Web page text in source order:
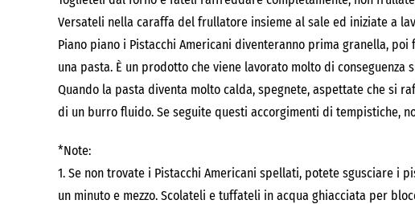
Versateli nella caraffa del frullatore insieme al sale ed iniziate a
Piano piano i Pistacchi Americani diventeranno prima granella,
una pasta. È un prodotto che viene lavorato molto di
Quando la pasta diventa molto calda, spegnete, aspettate che si
di un burro fluido. Se seguite questi accorgimenti di tempistiche,
*Note:
1. Se non trovate i Pistacchi Americani spellati, potete sgusciare
un minuto e mezzo. Scolateli e tuffateli in acqua ghiacciata per